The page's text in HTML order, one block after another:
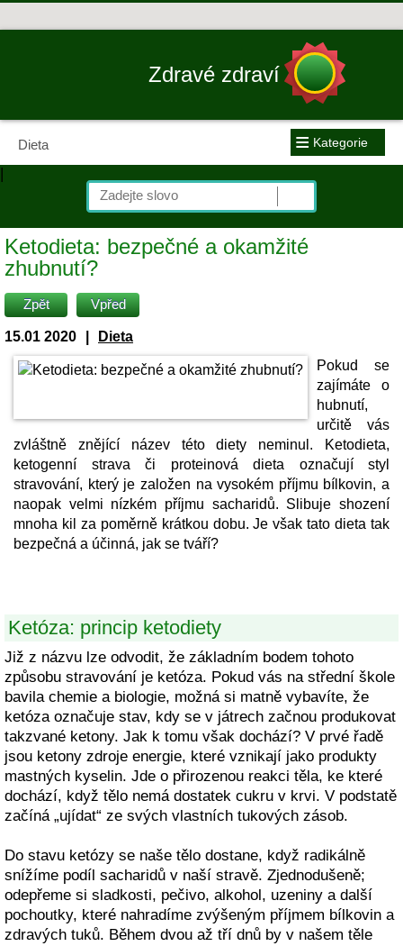
Zdravé zdraví
Dieta ≡ Kategorie
|
Ketodieta: bezpečné a okamžité
zhubnutí?
Zpět Vpřed
15.01 2020
Dieta
Pokud se
zajímáte o
hubnutí,
určitě vás
zvláštně znějící název této diety neminul. Ketodieta,
ketogenní strava či proteinová dieta označují styl
stravování, který je založen na vysokém příjmu bílkovin, a
naopak velmi nízkém příjmu sacharidů. Slibuje shození
mnoha kil za poměrně krátkou dobu. Je však tato dieta tak
bezpečná a účinná, jak se tváří?
Ketóza: princip ketodiety
Již z názvu lze odvodit, že základním bodem tohoto
způsobu stravování je ketóza. Pokud vás na střední škole
bavila chemie a biologie, možná si matně vybavíte, že
ketóza označuje stav, kdy se v játrech začnou produkovat
takzvané ketony. Jak k tomu však dochází? V prvé řadě
jsou ketony zdroje energie, které vznikají jako produkty
mastných kyselin. Jde o přirozenou reakci těla, ke které
dochází, když tělo nemá dostatek cukru v krvi. V podstatě
začíná „ujídat“ ze svých vlastních tukových zásob.
Do stavu ketózy se naše tělo dostane, když radikálně
snížíme podíl sacharidů v naší stravě. Zjednodušeně;
odepřeme si sladkosti, pečivo, alkohol, uzeniny a další
pochoutky, které nahradíme zvýšeným příjmem bílkovin a
zdravých tuků. Během dvou až tří dnů by v našem těle